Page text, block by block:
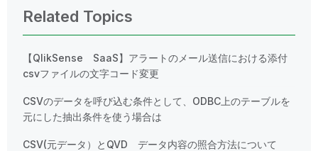
Related Topics
【QlikSense SaaS】アラートのメール送信における添付
csvファイルの文字コード変更
CSVのデータを呼び込む条件として、ODBC上のテーブルを
元にした抽出条件を使う場合は
CSV(元データ）とQVD データ内容の照合方法について